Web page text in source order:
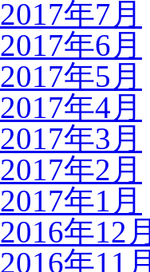
2017年7月
2017年6月
2017年5月
2017年4月
2017年3月
2017年2月
2017年1月
2016年12月
2016年11月